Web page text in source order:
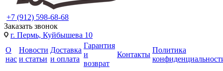
+7 (912) 598-68-68
Заказать звонок
г. Пермь, Куйбышева 10
О
нас
Новости
и статьи
Доставка
и оплата
Гарантия
и
возврат
Контакты
Политика